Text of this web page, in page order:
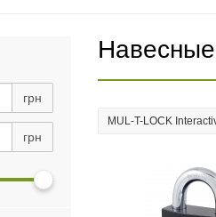
грн
грн
MUL-T-LOCK